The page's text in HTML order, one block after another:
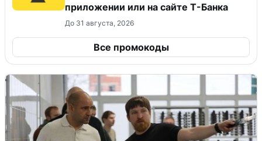
приложении или на сайте Т-Банка
До 31 августа, 2026
Все промокоды